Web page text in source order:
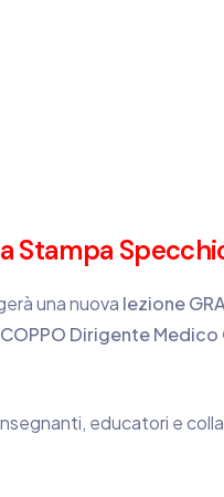
Stampa
una nuova lezione
Dirigente Medico
educatori e